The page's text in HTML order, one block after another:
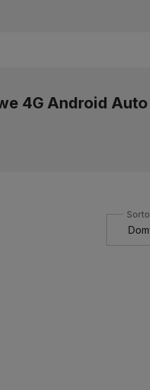
4G Android Auto